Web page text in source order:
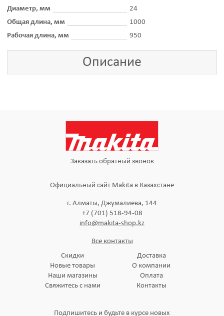
Диаметр, мм
24
Общая длина, мм
1000
Рабочая длина, мм
950
Описание
Заказать обратный звонок
Официальный сайт Makita в Казахстане
г. Алматы, Джумалиева, 144
+7 (701) 518-94-08
info@makita-shop.kz
Все контакты
Скидки
Новые товары
Наши магазины
Свяжитесь с нами
Доставка
О компании
Оплата
Контакты
Подпишитесь и будьте в курсе новых